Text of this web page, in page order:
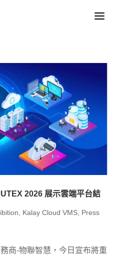
a
2026 展示雲端平台結
Kalay Cloud VMS, Press
商-物聯智慧，今日宣布將重